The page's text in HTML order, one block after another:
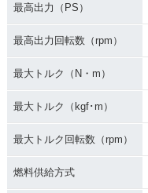
最高出力（PS）
最高出力回転数（rpm）
最大トルク（N・m）
最大トルク（kgf･m）
最大トルク回転数（rpm）
燃料供給方式